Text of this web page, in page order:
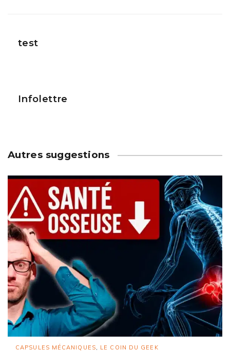
test
Infolettre
Autres suggestions
CAPSULES MÉCANIQUES, LE COIN DU GEEK